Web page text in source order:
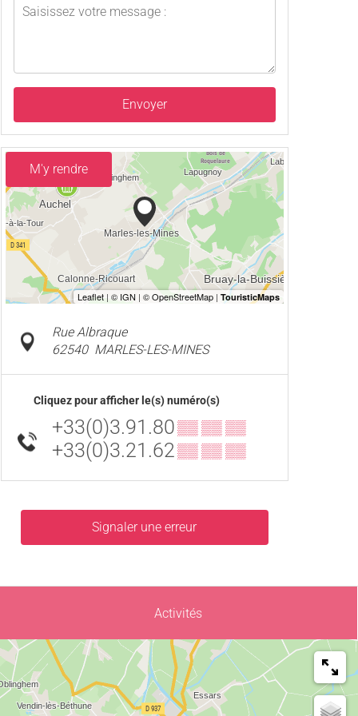
Envoyer
M'y rendre
Rue Albraque
62540 MARLES-LES-MINES
Cliquez pour afficher le(s) numéro(s)
+33(0)3.91.80▒▒ ▒▒ ▒▒
+33(0)3.21.62▒▒ ▒▒ ▒▒
Signaler une erreur
Activités